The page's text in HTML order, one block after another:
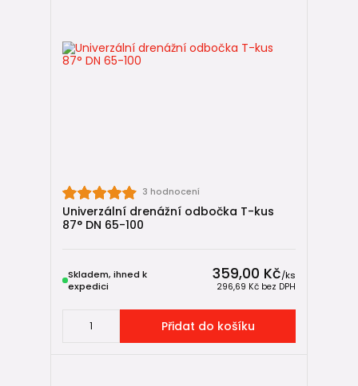
3 hodnocení
Univerzální drenážní odbočka T-kus
87° DN 65-100
359,00 Kč/ks
296,69 Kč bez DPH
Skladem, ihned k
expedici
Přidat do košíku